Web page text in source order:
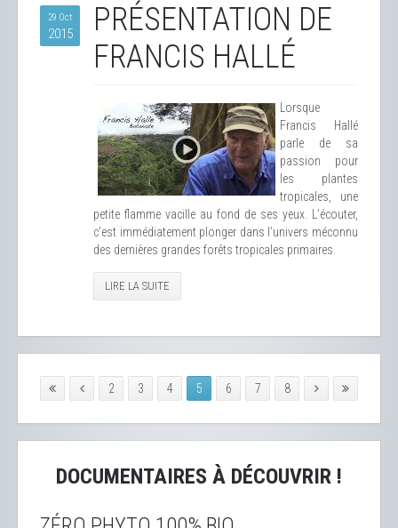
29 Oct
2015
PRÉSENTATION DE
FRANCIS HALLÉ
Lorsque
Francis Hallé
parle de sa
passion pour
les plantes
tropicales, une
petite flamme vacille au fond de ses yeux. L’écouter,
c’est immédiatement plonger dans l’univers méconnu
des dernières grandes forêts tropicales primaires.
LIRE LA SUITE
2 3 4 5 6 7 8
DOCUMENTAIRES À DÉCOUVRIR !